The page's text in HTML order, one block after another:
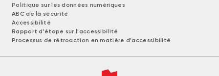
Politique sur les données numériques
ABC de la sécurité
Accessibilité
Rapport d'étape sur l'accessibilité
Processus de rétroaction en matière d'accessibilité